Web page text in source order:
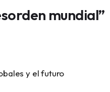
mundial”
y el futuro